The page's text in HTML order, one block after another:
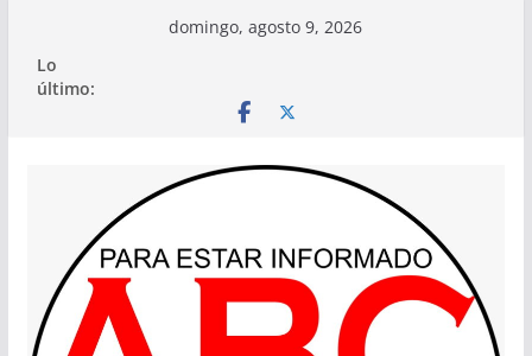
contenido
domingo, agosto 9, 2026
Lo
último: